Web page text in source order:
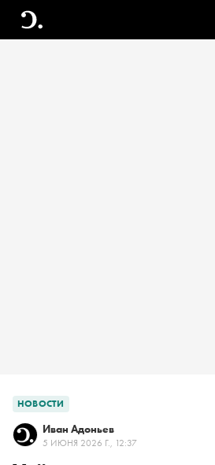
НОВОСТИ
Иван Адоньев
5 ИЮНЯ 2026 Г., 12:37